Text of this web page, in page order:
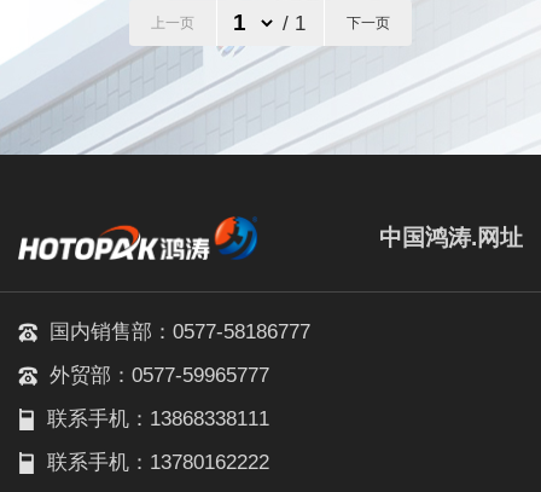
上一页 / 1 下一页
中国鸿涛.网址
国内销售部：0577-58186777
外贸部：0577-59965777
联系手机：13868338111
联系手机：13780162222